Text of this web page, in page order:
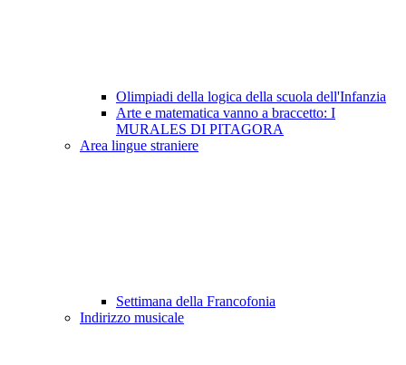
Olimpiadi della logica della scuola dell'Infanzia
Arte e matematica vanno a braccetto: I
MURALES DI PITAGORA
Area lingue straniere
Settimana della Francofonia
Indirizzo musicale